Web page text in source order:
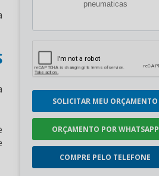
SOLICITAR MEU ORÇAMENTO
ORÇAMENTO POR WHATSAPP
COMPRE PELO TELEFONE